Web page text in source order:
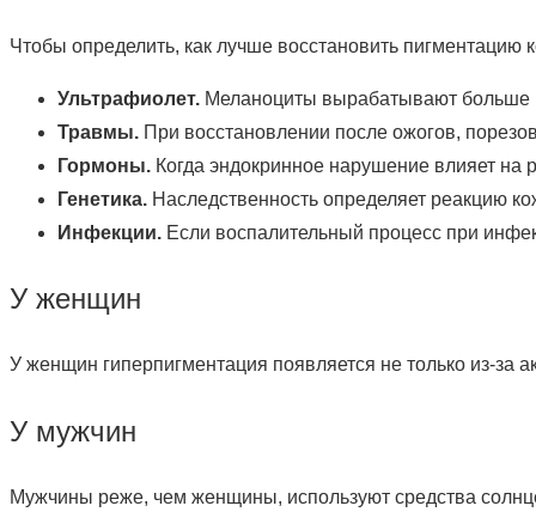
Чтобы определить, как лучше восстановить
Ультрафиолет. Меланоциты вырабатывают больше
Травмы. При восстановлении после ожогов,
Гормоны. Когда эндокринное нарушение влияет
Генетика. Наследственность определяет реакцию
Инфекции. Если воспалительный процесс при
У женщин
У женщин гиперпигментация появляется не только из-
У мужчин
Мужчины реже, чем женщины, используют средства